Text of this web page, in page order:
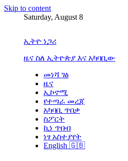
Skip to content
Saturday, August 8
ኢትዮ ነጋሪ
ዜና ስለ ኢትዮጵያ እና አካባቢው
መነሻ ገፅ
ዜና
ኢኮኖሚ
የተጣራ መረጃ
አካባቢ ጥበቃ
ስፖርት
ኪነ ጥበብ
ነፃ አስተያየት
English 🇬🇧